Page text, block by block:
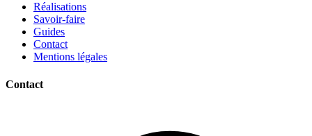
Réalisations
Savoir-faire
Guides
Contact
Mentions légales
Contact